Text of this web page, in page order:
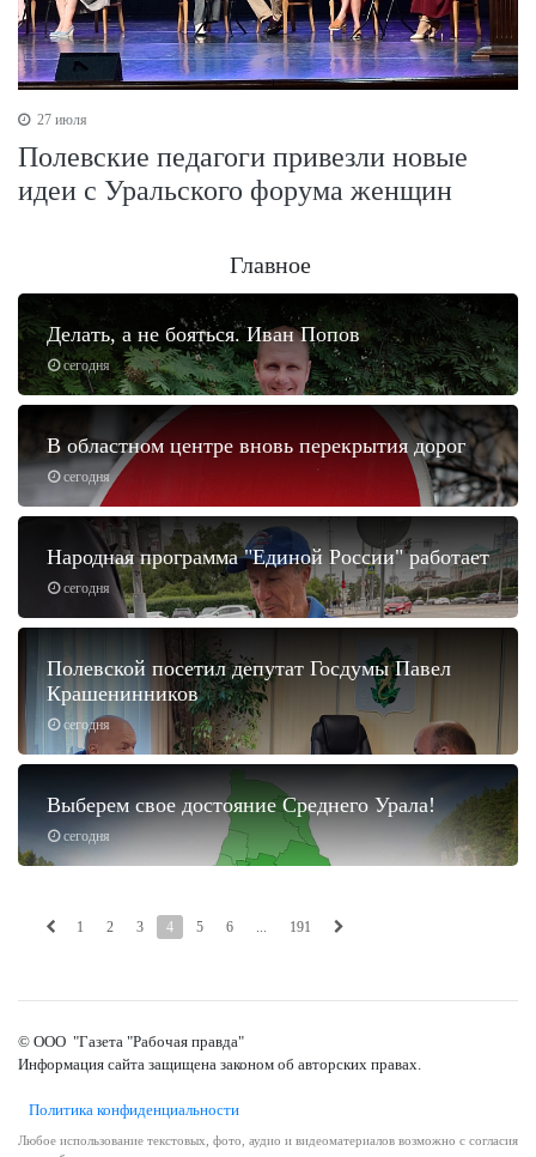
27 июля
Полевские педагоги привезли новые
идеи с Уральского форума женщин
Главное
сегодня
Делать, а не бояться. Иван Попов
сегодня
В областном центре вновь перекрытия дорог
сегодня
Народная программа "Единой России" работает
сегодня
Полевской посетил депутат Госдумы Павел
Крашенинников
сегодня
Выберем свое достояние Среднего Урала!
1 2 3 4 5 6 ... 191
© ООО "Газета "Рабочая правда"
Информация сайта защищена законом об авторских правах.
Политика конфиденциальности
Любое использование текстовых, фото, аудио и видеоматериалов возможно с согласия